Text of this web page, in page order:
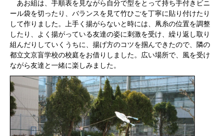
あお組は、手順表を見ながら自分で型をとって持ち手付きビニ
ール袋を切ったり、バランスを見て竹ひごを丁寧に貼り付けたり
して作りました。上手く揚がらないと時には、凧糸の位置を調整
したり、よく揚がっている友達の姿に刺激を受け、繰り返し取り
組んだりしていくうちに、揚げ方のコツを掴んできたので、隣の
都立文京盲学校の校庭をお借りしました。広い場所で、風を受け
ながら友達と一緒に楽しみました。